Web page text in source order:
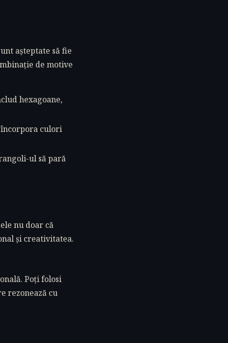
așteptate să fie
de motive
hexagoane,
culori
ul să pară
nu doar că
și creativitatea.
Poți folosi
rezonează cu